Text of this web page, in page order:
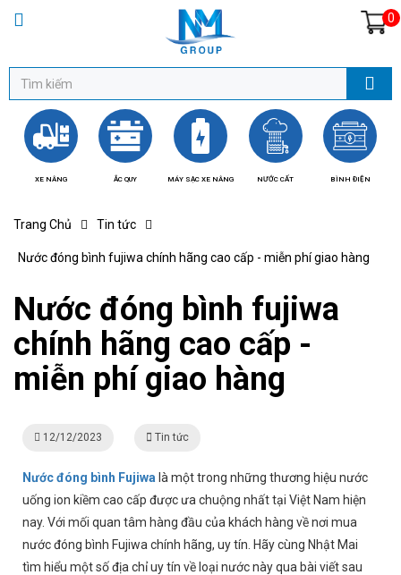
0
XE NÂNG ẮC QUY MÁY SẠC XE NÂNG NƯỚC CẤT BÌNH ĐIỆN
Trang Chủ Tin tức
Nước đóng bình fujiwa chính hãng cao cấp - miễn phí giao hàng
Nước đóng bình fujiwa
chính hãng cao cấp -
miễn phí giao hàng
12/12/2023 Tin tức
Nước đóng bình Fujiwa là một trong những thương hiệu nước
uống ion kiềm cao cấp được ưa chuộng nhất tại Việt Nam hiện
nay. Với mối quan tâm hàng đầu của khách hàng về nơi mua
nước đóng bình Fujiwa chính hãng, uy tín. Hãy cùng Nhật Mai
tìm hiểu một số địa chỉ uy tín về loại nước này qua bài viết sau